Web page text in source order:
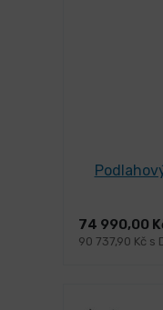
74 990,00
90 737,90 Kč s